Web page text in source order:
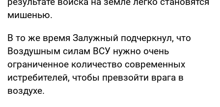
мишенью.
В то же время Залужный подчеркнул, что
Воздушным силам ВСУ нужно очень
ограниченное количество современных
истребителей, чтобы превзойти врага в
воздухе.